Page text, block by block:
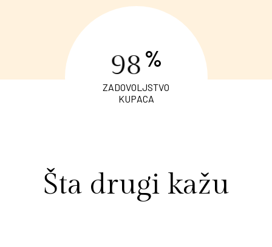
98 %
ZADOVOLJSTVO
KUPACA
Šta drugi kažu